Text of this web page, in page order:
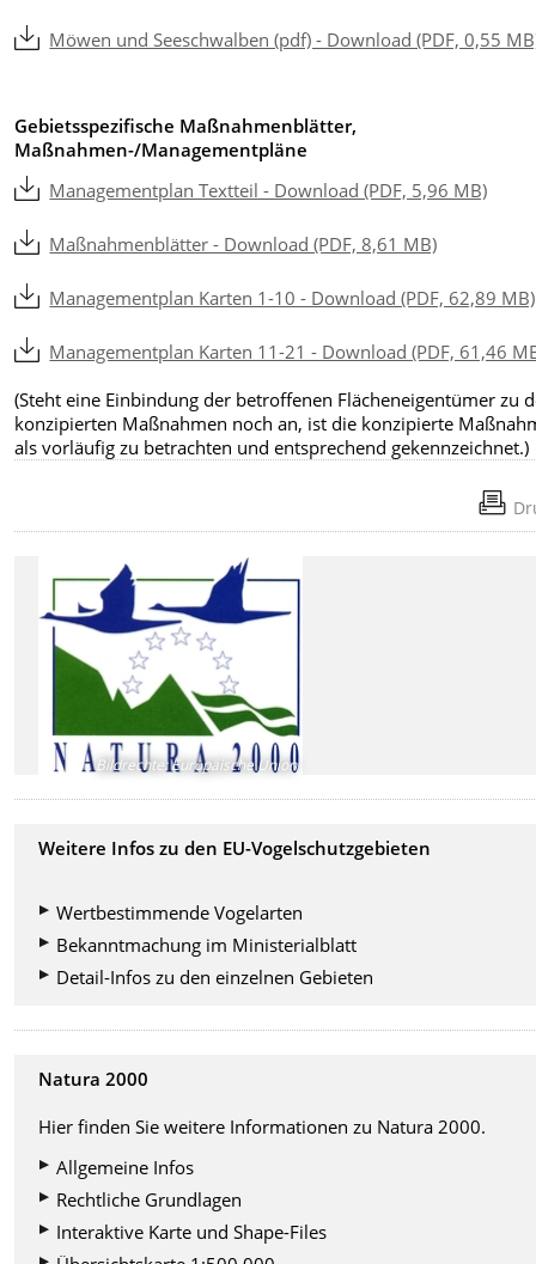
Möwen und Seeschwalben (pdf) - Download (PDF, 0,55
Gebietsspezifische Maßnahmenblätter,
Maßnahmen-/Managementpläne
Managementplan Textteil - Download (PDF, 5,96 MB)
Maßnahmenblätter - Download (PDF, 8,61 MB)
Managementplan Karten 1-10 - Download (PDF, 62,89 MB)
Managementplan Karten 11-21 - Download (PDF, 61,46
(Steht eine Einbindung der betroffenen Flächeneigentümer zu
konzipierten Maßnahmen noch an, ist die konzipierte
als vorläufig zu betrachten und entsprechend gekennzeichnet.)
Bildrechte:Europäische Union
Weitere Infos zu den EU-Vogelschutzgebieten
Wertbestimmende Vogelarten
Bekanntmachung im Ministerialblatt
Detail-Infos zu den einzelnen Gebieten
Natura 2000
Hier finden Sie weitere Informationen zu Natura 2000.
Allgemeine Infos
Rechtliche Grundlagen
Interaktive Karte und Shape-Files